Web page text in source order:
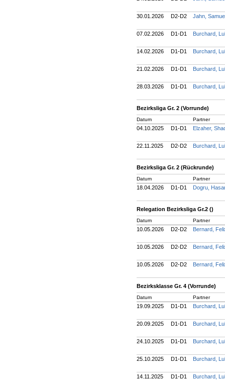
30.01.2026 D2-D2 Jahn,
07.02.2026 D1-D1 Burchard,
14.02.2026 D1-D1 Burchard,
21.02.2026 D1-D1 Burchard,
28.03.2026 D1-D1 Burchard,
Bezirksliga Gr. 2 (Vorrunde)
Datum Partner
04.10.2025 D1-D1 Elzaher,
22.11.2025 D2-D2 Burchard,
Bezirksliga Gr. 2 (Rückrunde)
Datum Partner
18.04.2026 D1-D1 Dogru,
Relegation Bezirksliga Gr.2 ()
Datum Partner
10.05.2026 D2-D2 Bernard,
10.05.2026 D2-D2 Bernard,
10.05.2026 D2-D2 Bernard,
Bezirksklasse Gr. 4 (Vorrunde)
Datum Partner
19.09.2025 D1-D1 Burchard,
20.09.2025 D1-D1 Burchard,
24.10.2025 D1-D1 Burchard,
25.10.2025 D1-D1 Burchard,
14.11.2025 D1-D1 Burchard,